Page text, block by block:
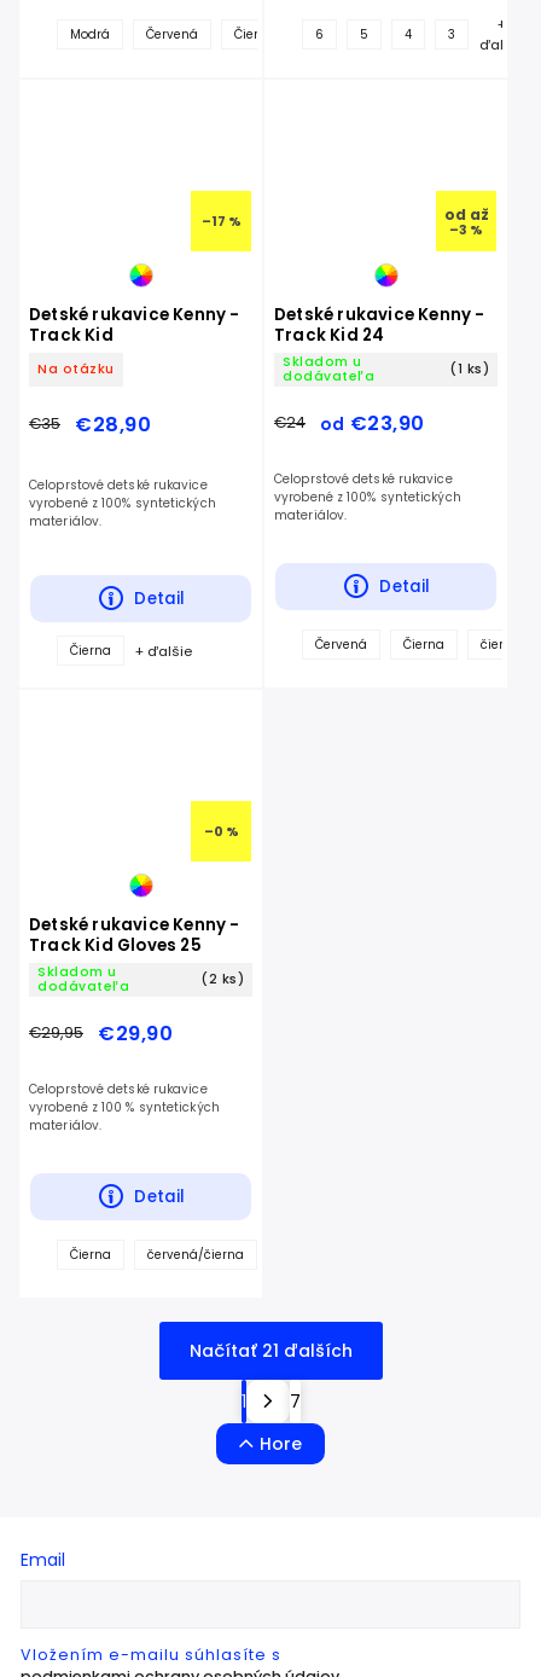
Modrá Červená Čierna žltá neón oranž
ďalšie
6 5 4 3
+
ďalšie
–17 %
Detské rukavice Kenny -
Track Kid
Na otázku
€35 €28,90
Detail
Celoprstové detské rukavice
vyrobené z 100% syntetických
materiálov.
Čierna + ďalšie
od až
–3 %
Detské rukavice Kenny -
Track Kid 24
Skladom u
dodávateľa
(1 ks)
€24 od €23,90
Detail
Celoprstové detské rukavice
vyrobené z 100% syntetických
materiálov.
Červená Čierna čierna/
–0 %
Detské rukavice Kenny -
Track Kid Gloves 25
Skladom u
dodávateľa
(2 ks)
€29,95 €29,90
Detail
Celoprstové detské rukavice
vyrobené z 100 % syntetických
materiálov.
Čierna červená/čierna
Načítať 21 ďalších
1
7
Hore
Email
Vložením e-mailu súhlasíte s